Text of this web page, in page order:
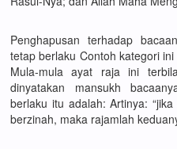
Penghapusan terhadap
tetap berlaku Contoh kategori
Mula-mula ayat raja ini
dinyatakan mansukh
berlaku itu adalah: Artinya:
berzinah, maka rajamlah